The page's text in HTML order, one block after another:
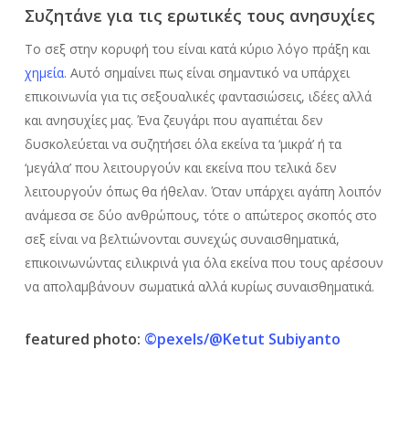
Συζητάνε για τις ερωτικές τους ανησυχίες
Το σεξ στην κορυφή του είναι κατά κύριο λόγο πράξη και
χημεία. Αυτό σημαίνει πως είναι σημαντικό να υπάρχει
επικοινωνία για τις σεξουαλικές φαντασιώσεις, ιδέες αλλά
και ανησυχίες μας. Ένα ζευγάρι που αγαπιέται δεν
δυσκολεύεται να συζητήσει όλα εκείνα τα ‘μικρά’ ή τα
‘μεγάλα’ που λειτουργούν και εκείνα που τελικά δεν
λειτουργούν όπως θα ήθελαν. Όταν υπάρχει αγάπη λοιπόν
ανάμεσα σε δύο ανθρώπους, τότε ο απώτερος σκοπός στο
σεξ είναι να βελτιώνονται συνεχώς συναισθηματικά,
επικοινωνώντας ειλικρινά για όλα εκείνα που τους αρέσουν
να απολαμβάνουν σωματικά αλλά κυρίως συναισθηματικά.
featured photo: ©pexels/@Ketut Subiyanto